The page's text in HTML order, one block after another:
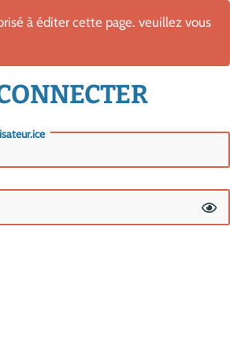
à éditer cette page. veuillez vous